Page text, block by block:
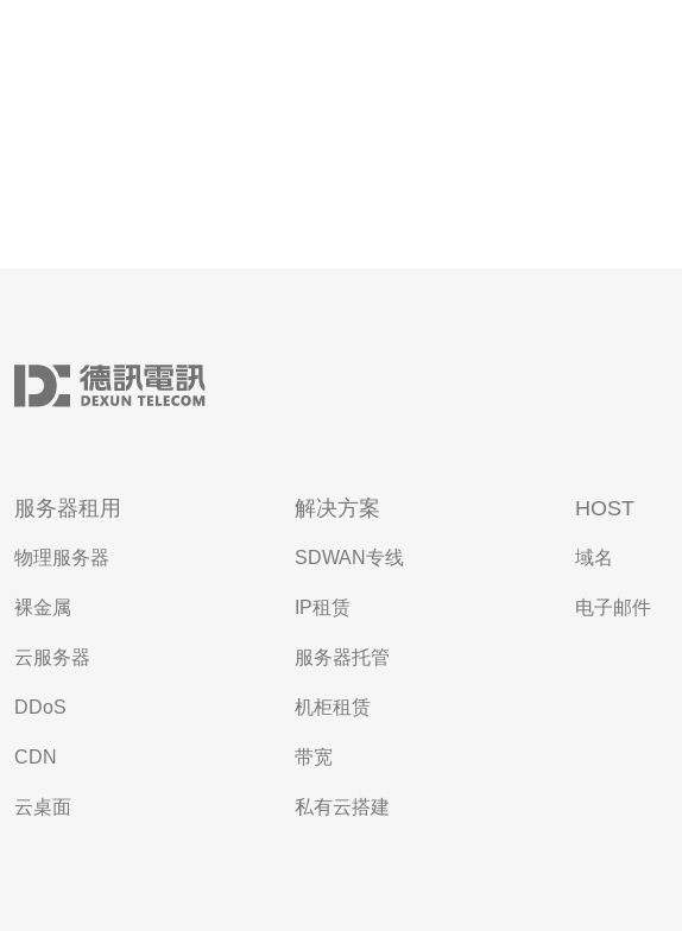
服务器租用
物理服务器
裸金属
云服务器
DDoS
CDN
云桌面
解决方案
SDWAN专线
IP租赁
服务器托管
机柜租赁
带宽
私有云搭建
HOST
域名
电子邮件